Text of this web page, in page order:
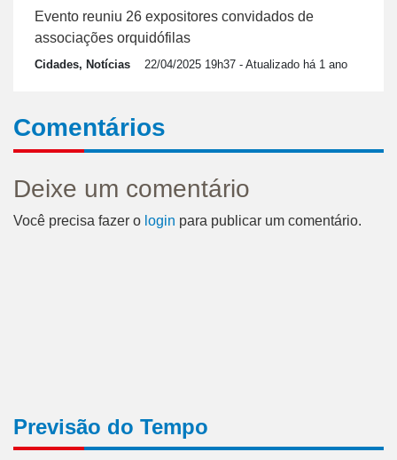
Evento reuniu 26 expositores convidados de
associações orquidófilas
Cidades, Notícias 22/04/2025 19h37 - Atualizado há 1 ano
Comentários
Deixe um comentário
Você precisa fazer o login para publicar um comentário.
Previsão do Tempo